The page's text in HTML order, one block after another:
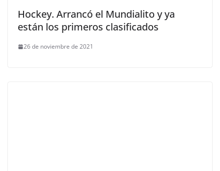
Hockey. Arrancó el Mundialito y ya
están los primeros clasificados
26 de noviembre de 2021